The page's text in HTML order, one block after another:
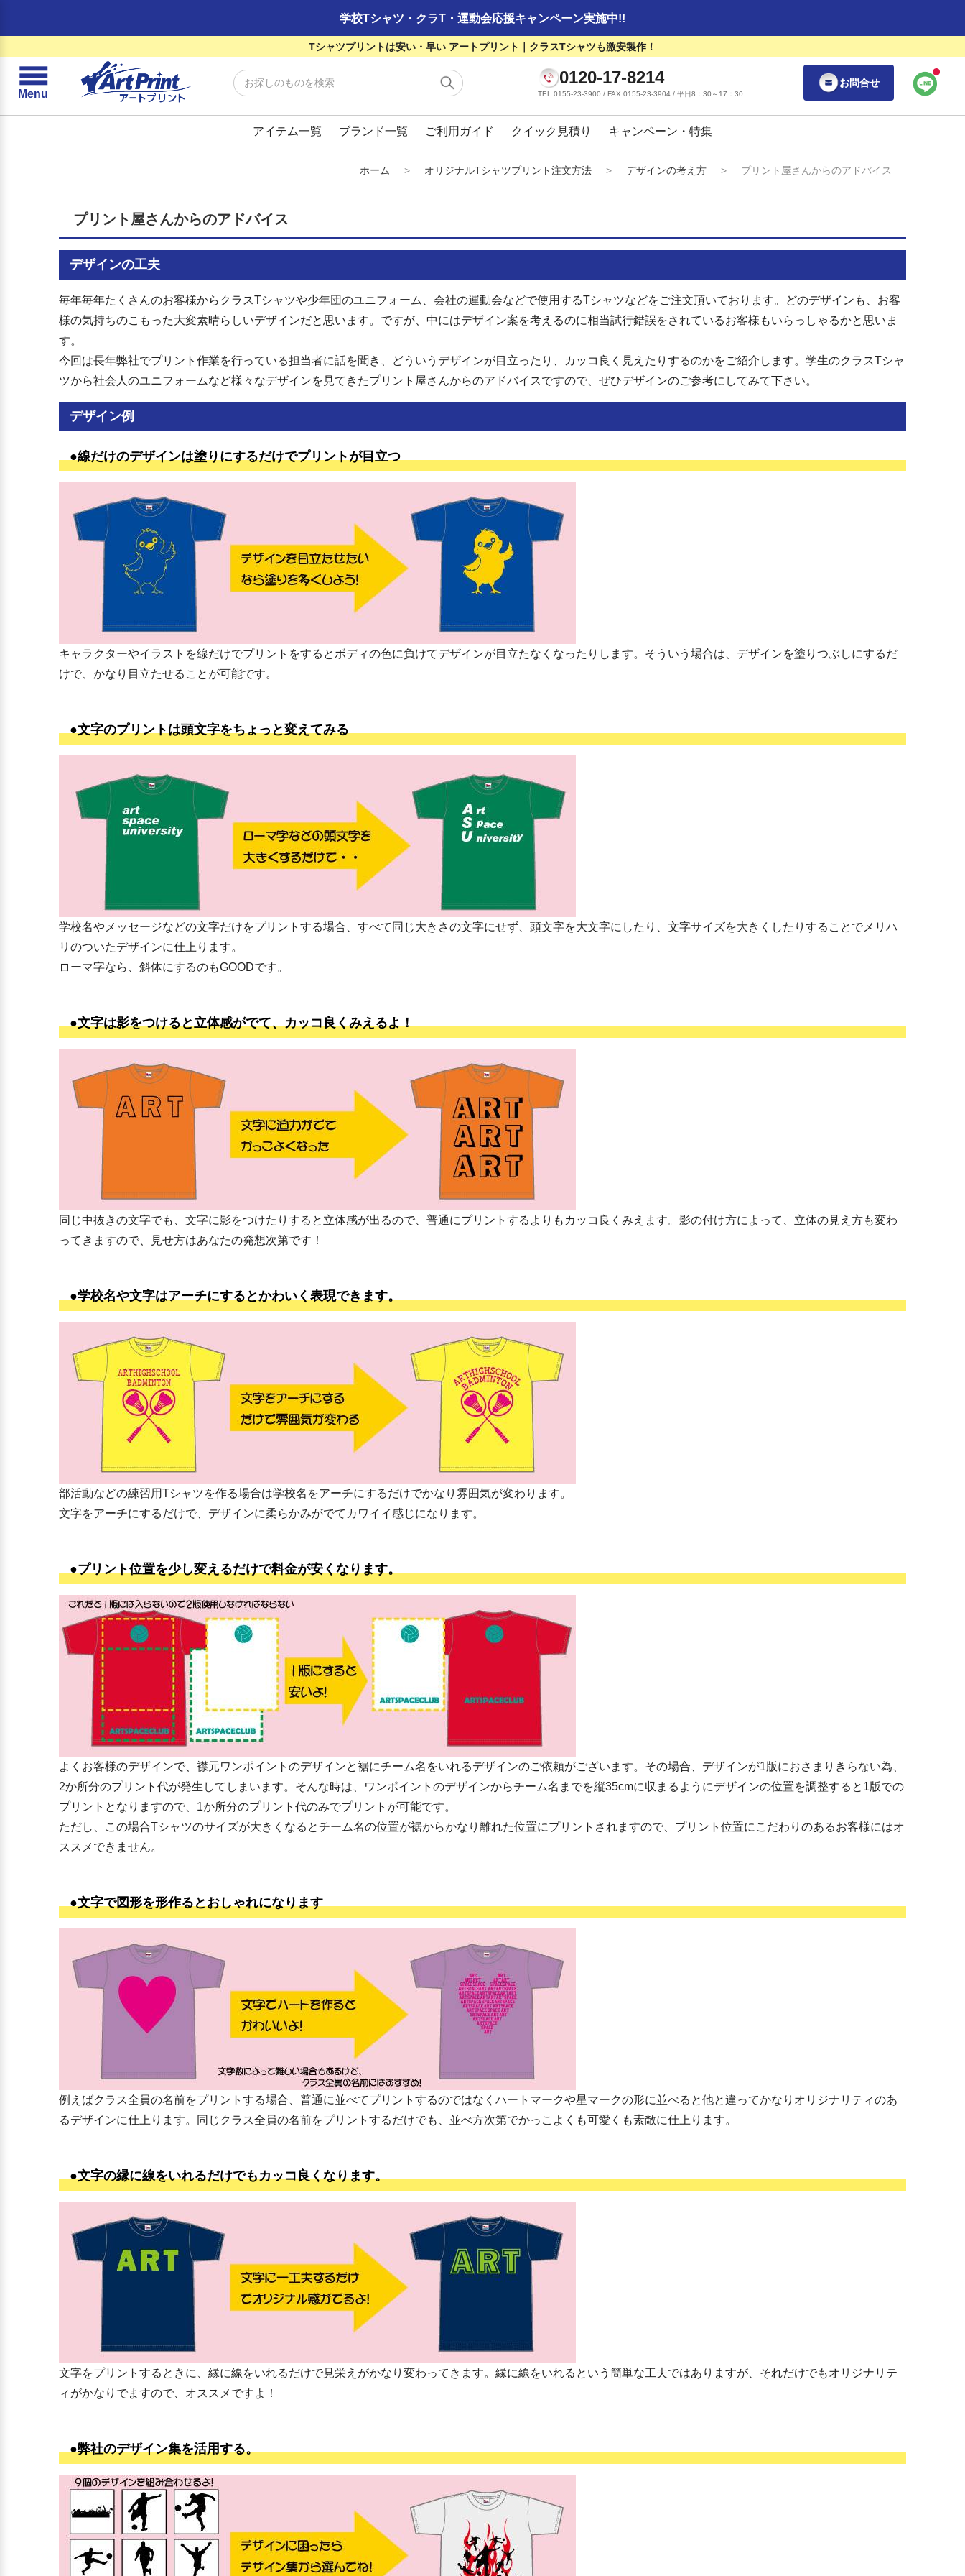
学校Tシャツ・クラT・運動会応援キャンペーン実施中!!
Tシャツプリントは安い・早い アートプリント｜クラスTシャツも激安製作！
☰
Menu
0120-17-8214
TEL:0155-23-3900 / FAX:0155-23-3904 / 平日8：30～17：30
お問合せ
アイテム一覧 ブランド一覧 ご利用ガイド クイック見積り キャンペーン・特集
ホーム > オリジナルTシャツプリント注文方法 > デザインの考え方 > プリント屋さんからのアドバイス
プリント屋さんからのアドバイス
デザインの工夫
毎年毎年たくさんのお客様からクラスTシャツや少年団のユニフォーム、会社の運動会などで使用するTシャツなどをご注文頂いております。どのデザインも、お客
様の気持ちのこもった大変素晴らしいデザインだと思います。ですが、中にはデザイン案を考えるのに相当試行錯誤をされているお客様もいらっしゃるかと思いま
す。
今回は長年弊社でプリント作業を行っている担当者に話を聞き、どういうデザインが目立ったり、カッコ良く見えたりするのかをご紹介します。学生のクラスTシャ
ツから社会人のユニフォームなど様々なデザインを見てきたプリント屋さんからのアドバイスですので、ぜひデザインのご参考にしてみて下さい。
デザイン例
●線だけのデザインは塗りにするだけでプリントが目立つ
キャラクターやイラストを線だけでプリントをするとボディの色に負けてデザインが目立たなくなったりします。そういう場合は、デザインを塗りつぶしにするだ
けで、かなり目立たせることが可能です。
●文字のプリントは頭文字をちょっと変えてみる
学校名やメッセージなどの文字だけをプリントする場合、すべて同じ大きさの文字にせず、頭文字を大文字にしたり、文字サイズを大きくしたりすることでメリハ
リのついたデザインに仕上ります。
ローマ字なら、斜体にするのもGOODです。
●文字は影をつけると立体感がでて、カッコ良くみえるよ！
同じ中抜きの文字でも、文字に影をつけたりすると立体感が出るので、普通にプリントするよりもカッコ良くみえます。影の付け方によって、立体の見え方も変わ
ってきますので、見せ方はあなたの発想次第です！
●学校名や文字はアーチにするとかわいく表現できます。
部活動などの練習用Tシャツを作る場合は学校名をアーチにするだけでかなり雰囲気が変わります。
文字をアーチにするだけで、デザインに柔らかみがでてカワイイ感じになります。
●プリント位置を少し変えるだけで料金が安くなります。
よくお客様のデザインで、襟元ワンポイントのデザインと裾にチーム名をいれるデザインのご依頼がございます。その場合、デザインが1版におさまりきらない為、
2か所分のプリント代が発生してしまいます。そんな時は、ワンポイントのデザインからチーム名までを縦35cmに収まるようにデザインの位置を調整すると1版での
プリントとなりますので、1か所分のプリント代のみでプリントが可能です。
ただし、この場合Tシャツのサイズが大きくなるとチーム名の位置が裾からかなり離れた位置にプリントされますので、プリント位置にこだわりのあるお客様にはオ
ススメできません。
●文字で図形を形作るとおしゃれになります
例えばクラス全員の名前をプリントする場合、普通に並べてプリントするのではなくハートマークや星マークの形に並べると他と違ってかなりオリジナリティのあ
るデザインに仕上ります。同じクラス全員の名前をプリントするだけでも、並べ方次第でかっこよくも可愛くも素敵に仕上ります。
●文字の縁に線をいれるだけでもカッコ良くなります。
文字をプリントするときに、縁に線をいれるだけで見栄えがかなり変わってきます。縁に線をいれるという簡単な工夫ではありますが、それだけでもオリジナリテ
ィがかなりでますので、オススメですよ！
●弊社のデザイン集を活用する。